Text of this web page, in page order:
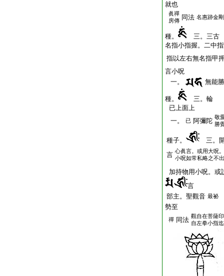
就也
眞禪
房傳 同法 名惠跡金剛
種。
三。三古
名指小指握。二中
指以左右無名指甲
言小呪
一。
無能
種。
三。輪
已上面上
一。
已 阿彌陀 敬
勝
種子。
三。
言 心眞言。或用大呪
小呪如常私略之不出
加持物用小呪。或
言
部主。聖觀音 最祕
勢至
禪 同法 觀自在菩薩
自左拳小指